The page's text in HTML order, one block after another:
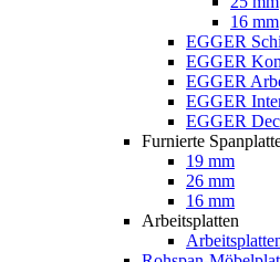
16 mm
EGGER
EGGER
EGGER
EGGER
EGGER
Furnierte
19 mm
26 mm
16 mm
Arbeitsplatten